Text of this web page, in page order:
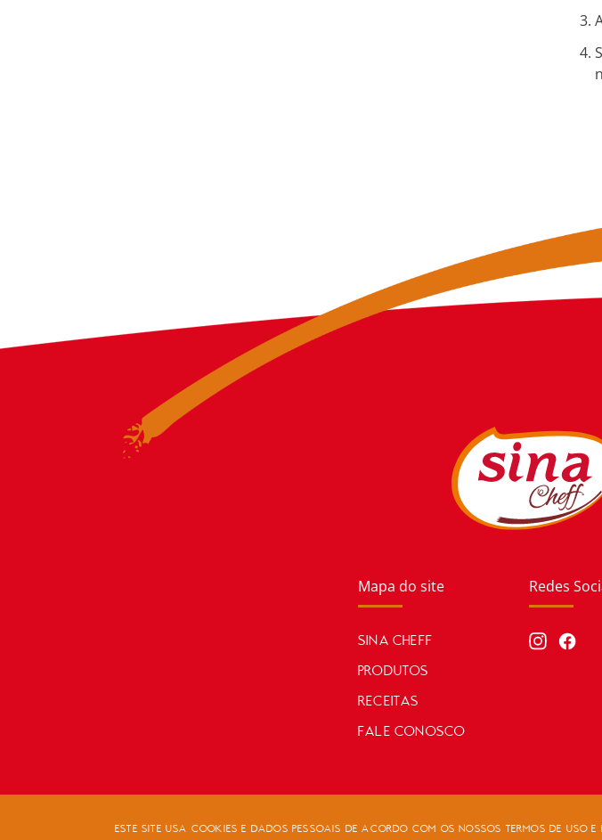
Mapa do site
SINA CHEFF
PRODUTOS
RECEITAS
FALE CONOSCO
Redes
ESTE SITE USA COOKIES E DADOS PESSOAIS DE ACORDO COM OS NOSSOSTERMOS DE USO E